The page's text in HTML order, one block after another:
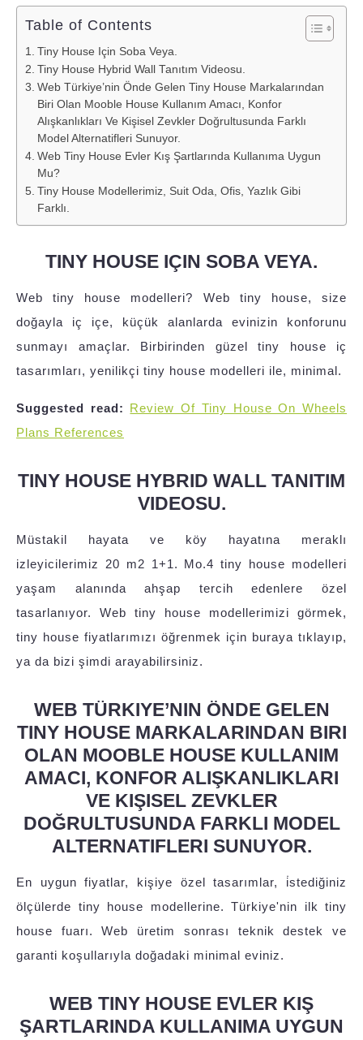
Table of Contents
Tiny House Için Soba Veya.
Tiny House Hybrid Wall Tanıtım Videosu.
Web Türkiye’nin Önde Gelen Tiny House Markalarından
Biri Olan Mooble House Kullanım Amacı, Konfor
Alışkanlıkları Ve Kişisel Zevkler Doğrultusunda Farklı
Model Alternatifleri Sunuyor.
Web Tiny House Evler Kış Şartlarında Kullanıma Uygun
Mu?
Tiny House Modellerimiz, Suit Oda, Ofis, Yazlık Gibi
Farklı.
TINY HOUSE IÇIN SOBA VEYA.
Web tiny house modelleri? Web tiny house, size
doğayla iç içe, küçük alanlarda evinizin konforunu
sunmayı amaçlar. Birbirinden güzel tiny house iç
tasarımları, yenilikçi tiny house modelleri ile, minimal.
Suggested read: Review Of Tiny House On Wheels
Plans References
TINY HOUSE HYBRID WALL TANITIM
VIDEOSU.
Müstakil hayata ve köy hayatına meraklı
izleyicilerimiz 20 m2 1+1. Mo.4 tiny house modelleri
yaşam alanında ahşap tercih edenlere özel
tasarlanıyor. Web tiny house modellerimizi görmek,
tiny house fiyatlarımızı öğrenmek için buraya tıklayıp,
ya da bizi şimdi arayabilirsiniz.
WEB TÜRKIYE’NIN ÖNDE GELEN
TINY HOUSE MARKALARINDAN BIRI
OLAN MOOBLE HOUSE KULLANIM
AMACI, KONFOR ALIŞKANLIKLARI
VE KIŞISEL ZEVKLER
DOĞRULTUSUNDA FARKLI MODEL
ALTERNATIFLERI SUNUYOR.
En uygun fiyatlar, kişiye özel tasarımlar, i̇stediğiniz
ölçülerde tiny house modellerine. Türkiye'nin ilk tiny
house fuarı. Web üretim sonrası teknik destek ve
garanti koşullarıyla doğadaki minimal eviniz.
WEB TINY HOUSE EVLER KIŞ
ŞARTLARINDA KULLANIMA UYGUN